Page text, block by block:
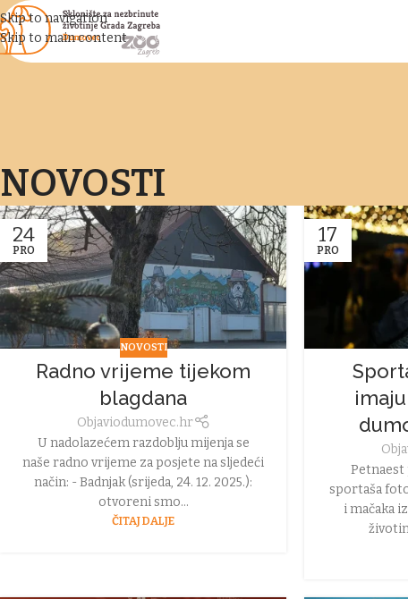
Skip to navigation
Skip to main content
NOVOSTI
24
PRO
NOVOSTI
Radno vrijeme tijekom
blagdana
Objaviodumovec.hr
U nadolazećem razdoblju mijenja se
naše radno vrijeme za posjete na sljedeći
način: - Badnjak (srijeda, 24. 12. 2025.):
otvoreni smo...
ČITAJ DALJE
17
PRO
sportaša
i mačaka